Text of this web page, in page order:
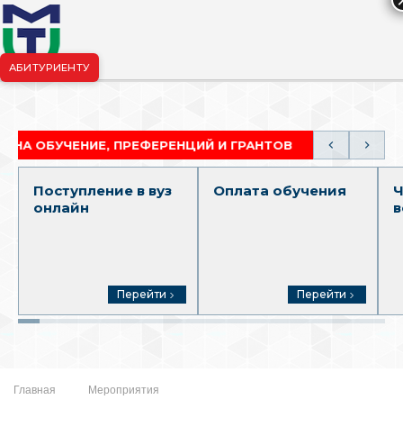
АБИТУРИЕНТУ
ПРЕФЕРЕНЦИЙ И ГРАНТОВ
Поступление в вуз
онлайн
Перейти
Оплата обучения
Перейти
Главная Мероприятия